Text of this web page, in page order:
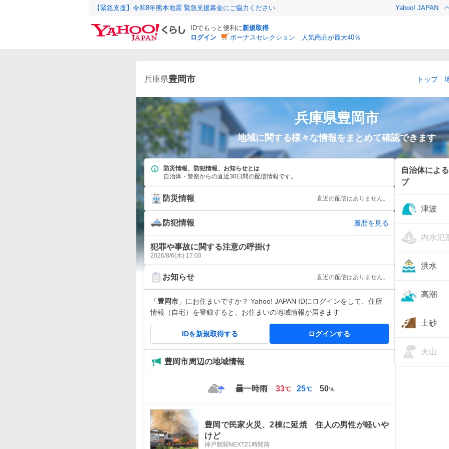
【緊急支援】令和8年熊本地震 緊急支援募金にご協力ください Yahoo! JAPAN
IDでもっと便利に新規取得
ログイン
ボーナスセレクション 人気商品が最大40％
兵庫県豊岡市 トップ
兵庫県豊岡市
地域に関する様々な情報をまとめて確認できます
防災情報、防犯情報、お知らせとは
自治体・警察からの直近30日間の配信情報です。
防災情報 直近の配信はありません。
防犯情報 履歴を見る
犯罪や事故に関する注意の呼掛け
2026/8/6(木) 17:00
お知らせ 直近の配信はありません。
「豊岡市 」にお住まいですか？ Yahoo! JAPAN IDにログインをして、住所
情報（自宅）を登録すると、お住まいの地域情報が届きます
IDを新規取得する ログインする
豊岡市周辺の地域情報
曇一時雨
最
33℃
最
25℃ 50%
豊岡で民家火災、2棟に延焼 住人の男性が軽いや
けど
神戸新聞NEXT21時間前
自治体によ
プ
津波
内水氾
洪水
高潮
土砂
火山